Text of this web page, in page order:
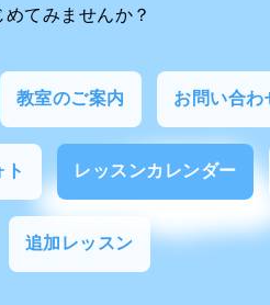
てみませんか？
教室のご案内 お問い合わ
ト レッスンカレンダー
追加レッスン